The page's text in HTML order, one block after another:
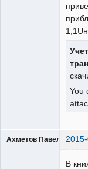
You
Ахметов Павел МТ
В